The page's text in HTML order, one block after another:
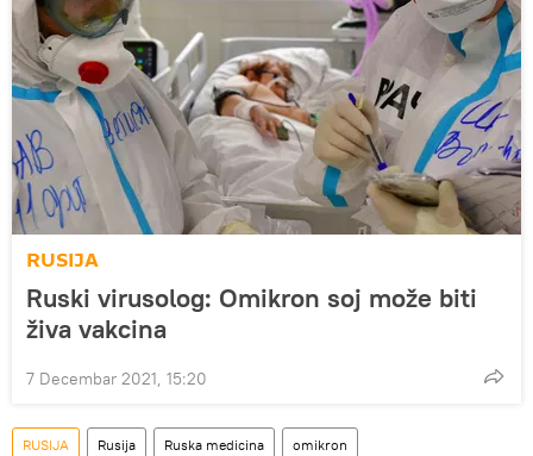
RUSIJA
Ruski virusolog: Omikron soj može biti
živa vakcina
7 Decembar 2021, 15:20
RUSIJA Rusija Ruska medicina omikron